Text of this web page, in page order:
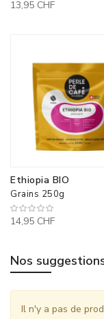
13,95 CHF
Ethiopia BIO
Grains 250g
14,95 CHF
Nos
Il n'y a pas de